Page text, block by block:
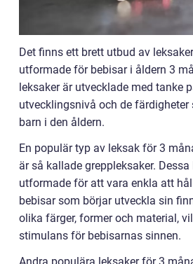
Det finns ett brett utbud av
utformade för bebisar i åldern 3
leksaker är utvecklade med tanke
utvecklingsnivå och de
barn i den åldern.
En populär typ av leksak för 3
är så kallade greppleksaker. Dessa
utformade för att vara enkla att
bebisar som börjar utveckla sin
olika färger, former och material,
stimulans för bebisarnas sinnen.